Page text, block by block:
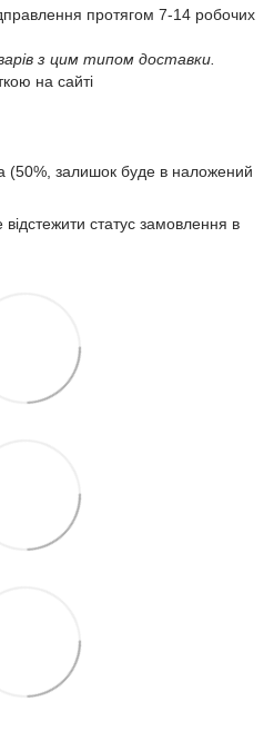
протягом 7-14 робочих
з цим типом доставки.
на сайті
(50%, залишок буде в наложений
статус замовлення в